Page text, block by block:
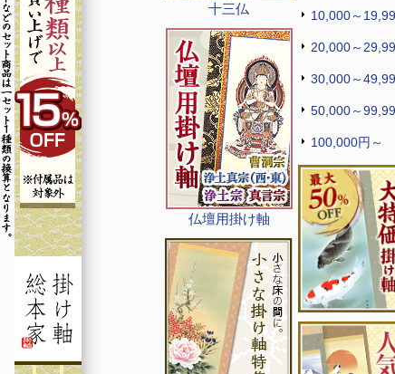
十三仏
仏壇用掛け軸
10,000～
20,000～
30,000～
50,000～
100,000円～